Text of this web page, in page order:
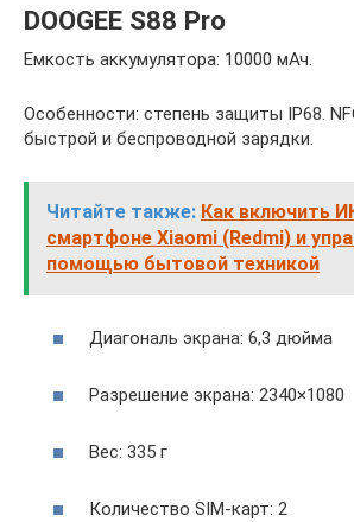
DOOGEE S88 Pro
Емкость аккумулятора: 10000 мАч.
Особенности: степень защиты IP68.
быстрой и беспроводной зарядки.
Читайте также: Как включить
смартфоне Xiaomi (Redmi) и
помощью бытовой техникой
Диагональ экрана: 6,3 дюйма
Разрешение экрана: 2340×1080
Вес: 335 г
Количество SIM-карт: 2